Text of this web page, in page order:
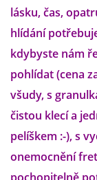
DFD -
PODMÍNKY
O FRETCE
lásku, čas,
hlídání
kdybyste nám
pohlídat (cena
všudy, s
čistou klecí a
pelíškem :-), s
onemocnění